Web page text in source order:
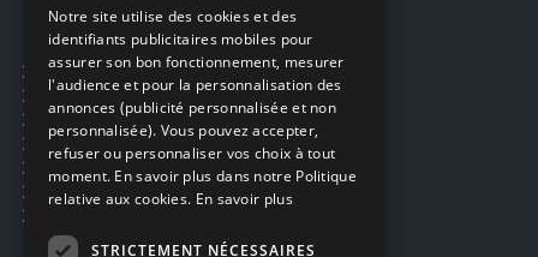
Ecogaming
Expédition & retours
Confidentialité
Conditions générales
EA Sport UFC 6
Call of Duty: Modern Warfare 4
Rachat et revente de jeux en cash
ENGLISH
Notre site utilise des cookies et des
identifiants publicitaires mobiles pour
assurer son bon fonctionnement, mesurer
l'audience et pour la personnalisation des
annonces (publicité personnalisée et non
personnalisée). Vous pouvez accepter,
refuser ou personnaliser vos choix à tout
moment. En savoir plus dans notre Politique
relative aux cookies. En savoir plus
STRICTEMENT NÉCESSAIRES